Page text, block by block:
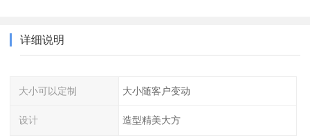
详细说明
大小可以定制 大小随客户变动
设计 造型精美大方